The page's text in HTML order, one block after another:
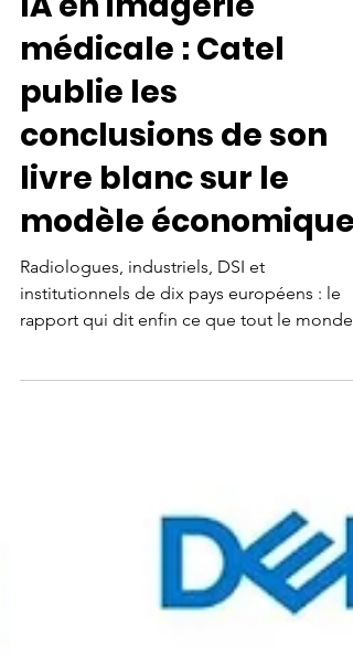
IA en imagerie
médicale : Catel
publie les
conclusions de son
livre blanc sur le
modèle économique
Radiologues, industriels, DSI et
institutionnels de dix pays européens : le